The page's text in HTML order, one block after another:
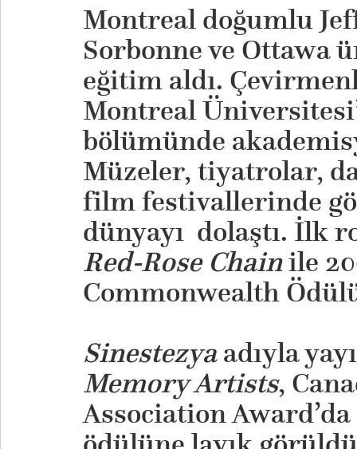
Montreal doğumlu
Sorbonne ve Ottawa
eğitim aldı.
Montreal
bölümünde
Müzeler, tiyatrolar,
film festivallerinde
dünyayı dolaştı. İlk
Red-Rose Chainile
Commonwealth
Sinestezyaadıyla
Memory Artists,
Association